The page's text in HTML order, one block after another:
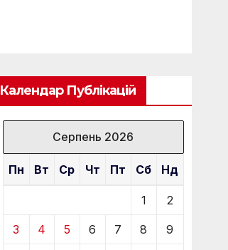
Календар Публікацій
Серпень 2026
Пн Вт Ср Чт Пт Сб Нд
1 2
3 4 5 6 7 8 9